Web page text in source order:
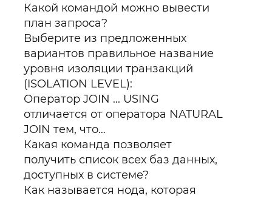
Какой командой можно вывести
план запроса?
Выберите из предложенных
вариантов правильное название
уровня изоляции транзакций
(ISOLATION LEVEL):
Оператор JOIN ... USING
отличается от оператора NATURAL
JOIN тем, что…
Какая команда позволяет
получить список всех баз данных,
доступных в системе?
Как называется нода, которая